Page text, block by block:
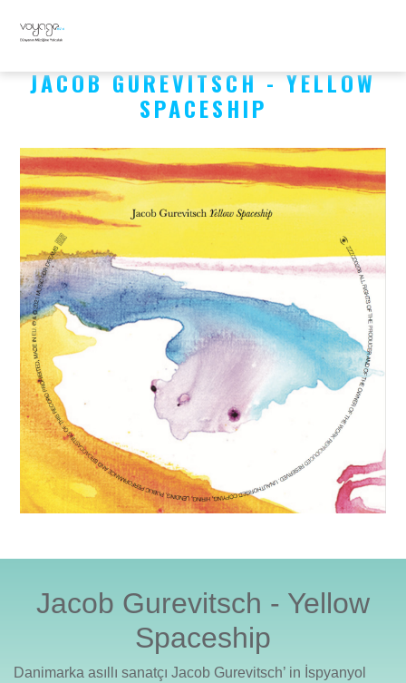
JACOB GUREVITSCH - YELLOW
SPACESHIP
Jacob Gurevitsch - Yellow
Spaceship
Danimarka asıllı sanatçı Jacob Gurevitsch’ in İspyanyol